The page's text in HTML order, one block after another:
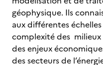
géophysique. Ils
aux différentes
complexité des milieux
des enjeux
des secteurs de